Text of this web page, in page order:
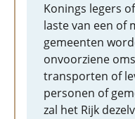
Konings legers
laste van een of
gemeenten
onvoorziene
transporten of
personen of
zal het Rijk